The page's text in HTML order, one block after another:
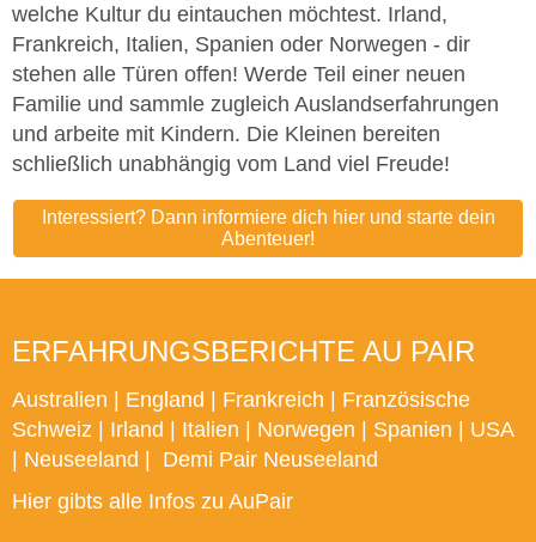
welche Kultur du eintauchen möchtest. Irland,
Frankreich, Italien, Spanien oder Norwegen - dir
stehen alle Türen offen! Werde Teil einer neuen
Familie und sammle zugleich Auslandserfahrungen
und arbeite mit Kindern. Die Kleinen bereiten
schließlich unabhängig vom Land viel Freude!
Interessiert? Dann informiere dich hier und starte dein
Abenteuer!
ERFAHRUNGSBERICHTE AU PAIR
Australien | England | Frankreich | Französische
Schweiz | Irland | Italien | Norwegen | Spanien | USA
| Neuseeland | Demi Pair Neuseeland
Hier gibts alle Infos zu AuPair